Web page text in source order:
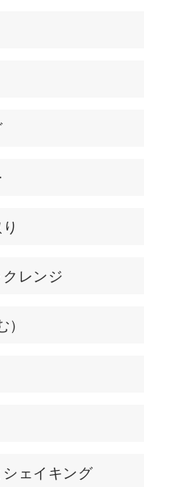
レンジ
ェイキング